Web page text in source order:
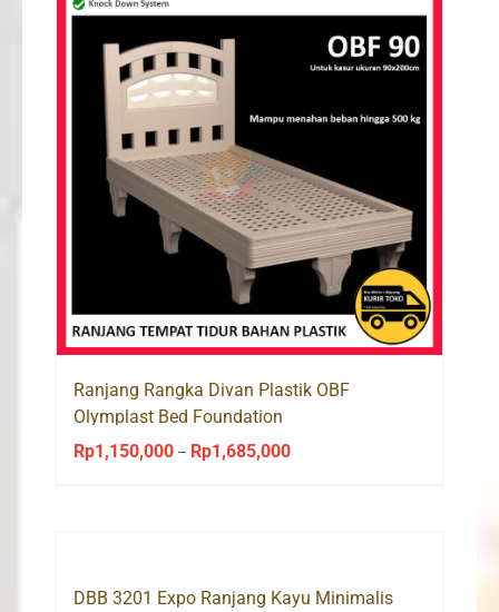
Ranjang Rangka Divan Plastik OBF
Olymplast Bed Foundation
Rp1,150,000 – Rp1,685,000Price
DBB 3201 Expo Ranjang Kayu Minimalis